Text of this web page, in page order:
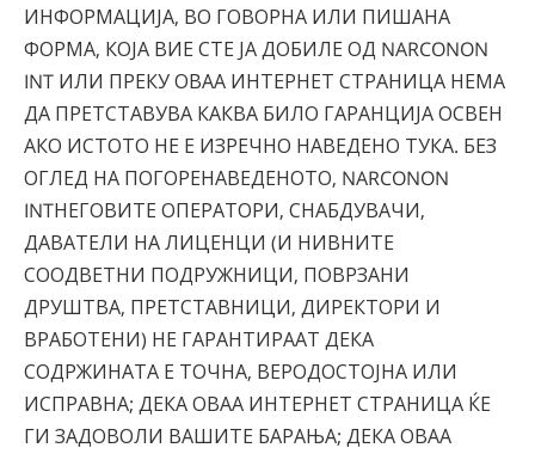
ИНФОРМАЦИЈА, ВО ГОВОРНА ИЛИ ПИШАНА
ФОРМА, КОЈА ВИЕ СТЕ ЈА ДОБИЛЕ ОД NARCONON
INT ИЛИ ПРЕКУ ОВАА ИНТЕРНЕТ СТРАНИЦА НЕМА
ДА ПРЕТСТАВУВА КАКВА БИЛО ГАРАНЦИЈА ОСВЕН
АКО ИСТОТО НЕ Е ИЗРЕЧНО НАВЕДЕНО ТУКА. БЕЗ
ОГЛЕД НА ПОГОРЕНАВЕДЕНОТО, NARCONON
INTНЕГОВИТЕ ОПЕРАТОРИ, СНАБДУВАЧИ,
ДАВАТЕЛИ НА ЛИЦЕНЦИ (И НИВНИТЕ
СООДВЕТНИ ПОДРУЖНИЦИ, ПОВРЗАНИ
ДРУШТВА, ПРЕТСТАВНИЦИ, ДИРЕКТОРИ И
ВРАБОТЕНИ) НЕ ГАРАНТИРААТ ДЕКА
СОДРЖИНАТА Е ТОЧНА, ВЕРОДОСТОЈНА ИЛИ
ИСПРАВНА; ДЕКА ОВАА ИНТЕРНЕТ СТРАНИЦА ЌЕ
ГИ ЗАДОВОЛИ ВАШИТЕ БАРАЊА; ДЕКА ОВАА